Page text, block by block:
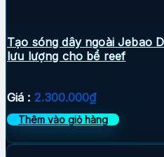
Tạo sóng dây ngoài Jebao
lưu lượng cho bể reef
Giá : 2.300.000₫
Thêm vào giỏ hàng